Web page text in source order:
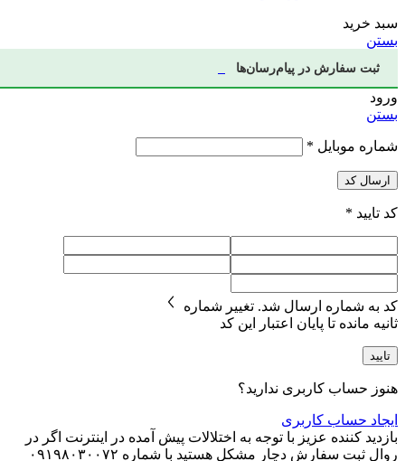
سبد خرید
بستن
ثبت سفارش در پیام‌رسان‌ها
ورود
بستن
شماره موبایل *
ارسال کد
کد تایید *
کد به شماره ارسال شد. تغییر شماره
ثانیه مانده تا پایان اعتبار این کد
تایید
هنوز حساب کاربری ندارید؟
ایجاد حساب کاربری
بازدید کننده عزیز با توجه به اختلالات پیش آمده در اینترنت اگر در
روال ثبت سفارش دچار مشکل هستید با شماره ۰۹۱۹۸۰۳۰۰۷۲